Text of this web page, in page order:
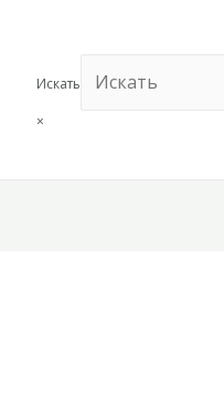
Искать
×